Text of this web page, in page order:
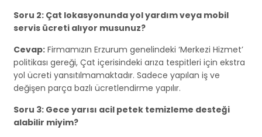
Soru 2: Çat lokasyonunda yol yardım veya mobil
servis ücreti alıyor musunuz?
Cevap: Firmamızın Erzurum genelindeki ‘Merkezi Hizmet’
politikası gereği, Çat içerisindeki arıza tespitleri için ekstra
yol ücreti yansıtılmamaktadır. Sadece yapılan iş ve
değişen parça bazlı ücretlendirme yapılır.
Soru 3: Gece yarısı acil petek temizleme desteği
alabilir miyim?